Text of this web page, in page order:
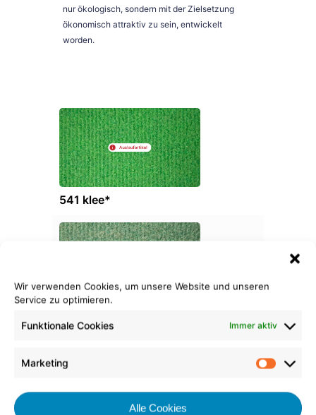
Wir verwenden Cookies, um unsere Website und unseren
Service zu optimieren.
Funktionale Cookies Immer aktiv
Marketing
Alle Cookies
nur ökologisch, sondern mit der Zielsetzung
ökonomisch attraktiv zu sein, entwickelt
worden.
541 klee*